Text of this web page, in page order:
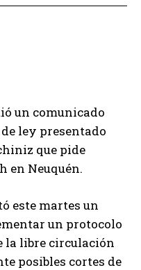
un comunicado
ley presentado
que pide
en Neuquén.
este martes un
un protocolo
la libre circulación
posibles cortes de